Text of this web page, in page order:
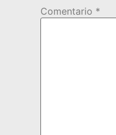
Comentario *